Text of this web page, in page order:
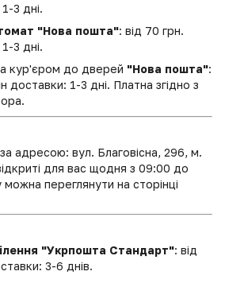
3 дні.
"Нова пошта": від 70 грн.
3 дні.
кур'єром до дверей "Нова пошта":
доставки: 1-3 дні. Платна згідно з
адресою: вул. Благовісна, 296, м.
для вас щодня з 09:00 до
переглянути на сторінці
"Укрпошта Стандарт": від
3-6 днів.